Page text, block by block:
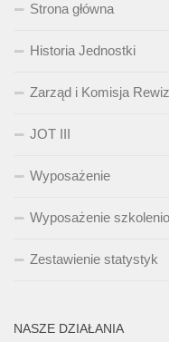
Strona główna
Historia Jednostki
Zarząd i Komisja
JOT III
Wyposażenie
Wyposażenie
Zestawienie statystyk
NASZE DZIAŁANIA